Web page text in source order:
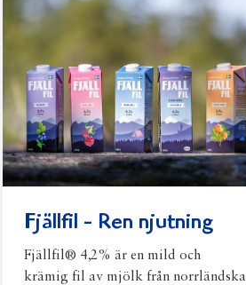
Fjällfil - Ren njutning
Fjällfil® 4,2% är en mild och
krämig fil av mjölk från norrländska